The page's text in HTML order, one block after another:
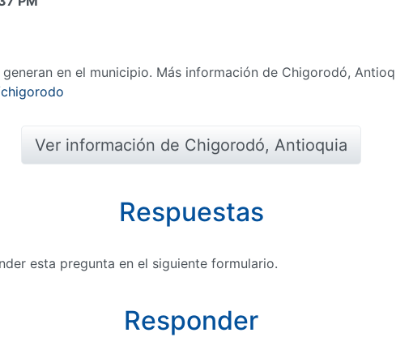
en el municipio. Más información de Chigorodó,
Ver información de Chigorodó, Antioquia
Respuestas
esta pregunta en el siguiente formulario.
Responder